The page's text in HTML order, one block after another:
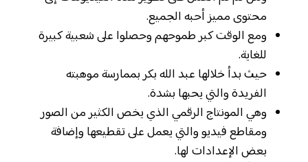
محتوى مميز أحبه الجميع.
ومع الوقت كبر طموحهم وحصلوا على شعبية كبيرة
للغاية.
حيث بدأ خلالها عبد الله بكر بممارسة موهبته
الفريدة والتي يحبها بشدة.
وهي المونتاج الرقمي الذي يخص الكثير من الصور
ومقاطع فيديو والتي يعمل على تقطيعها وإضافة
بعض الإعدادات لها.